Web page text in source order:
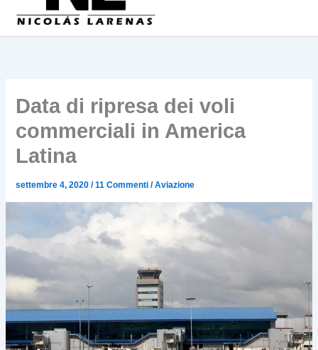
Data di ripresa dei voli
commerciali in America
Latina
settembre 4, 2020/11 Commenti /Aviazione